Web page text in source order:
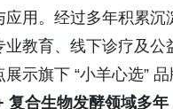
用。经过多年积累
教育、线下诊疗及公
示旗下 “小羊心选”
复合生物发酵领域多年